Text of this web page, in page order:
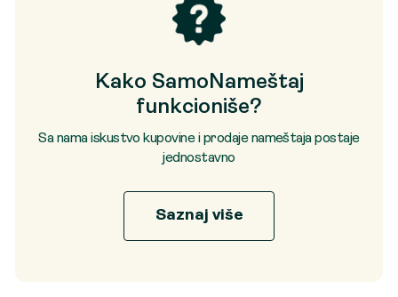
Kako SamoNameštaj
funkcioniše?
Sa nama iskustvo kupovine i prodaje nameštaja postaje
jednostavno
Saznaj više